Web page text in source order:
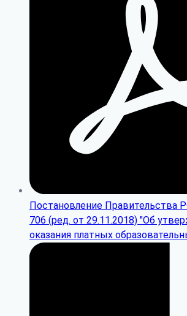
Постановление Правительства
706 (ред. от 29.11.2018) "Об
оказания платных